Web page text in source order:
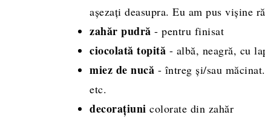
așezați deasupra. Eu am pus vișine
zahăr pudră - pentru finisat
ciocolată topită - albă, neagră, cu
miez de nucă - întreg și/sau
etc.
decorațiuni colorate din zahăr